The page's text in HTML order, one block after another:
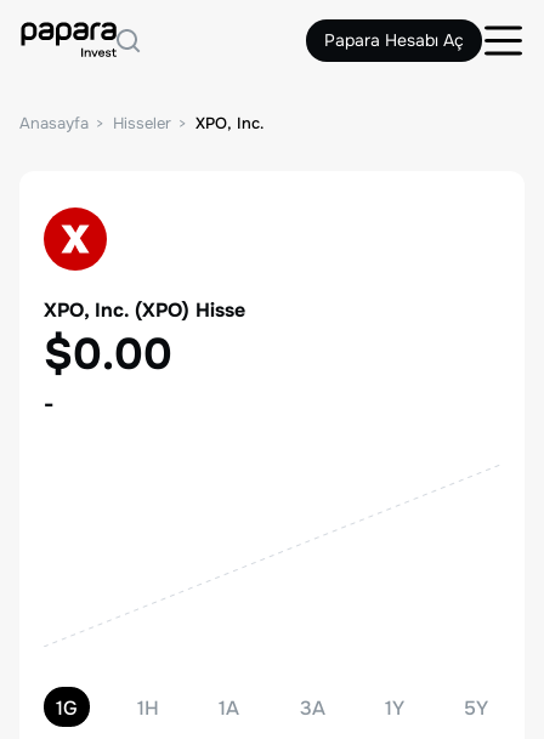
Papara Hesabı Aç
Anasayfa Hisseler XPO, Inc.
XPO, Inc. (XPO) Hisse
$0.00
-
1G 1H 1A 3A 1Y 5Y